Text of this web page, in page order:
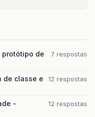
protótipo de
7 respostas
de classe e
12 respostas
-
12 respostas